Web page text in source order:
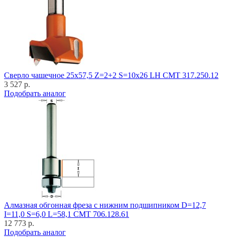
Cверло чашечное 25x57,5 Z=2+2 S=10x26 LH CMT 317.250.12
3 527 р.
Подобрать аналог
Алмазная обгонная фреза с нижним подшипником D=12,7
I=11,0 S=6,0 L=58,1 CMT 706.128.61
12 773 р.
Подобрать аналог